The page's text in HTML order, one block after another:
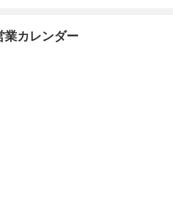
業カレンダー